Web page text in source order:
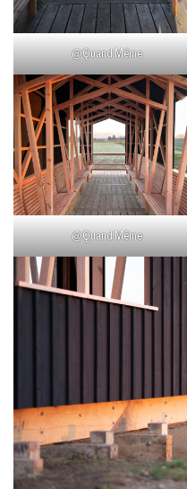
@Quand Même
@Quand Même